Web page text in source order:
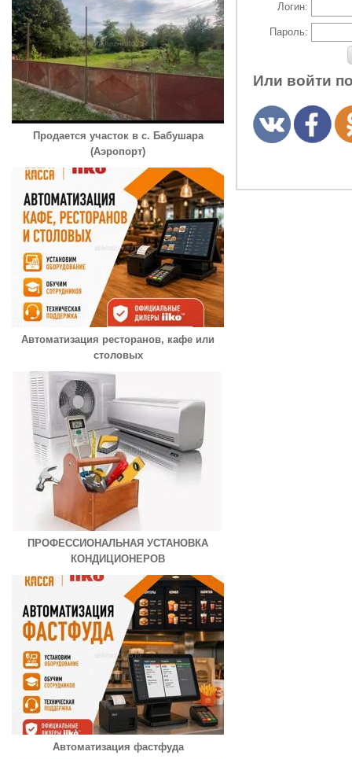
Продается участок в с. Бабушара
(Аэропорт)
Автоматизация ресторанов, кафе или
столовых
ПРОФЕССИОНАЛЬНАЯ УСТАНОВКА
КОНДИЦИОНЕРОВ
Автоматизация фастфуда
Логин:
Пароль:
Или войти